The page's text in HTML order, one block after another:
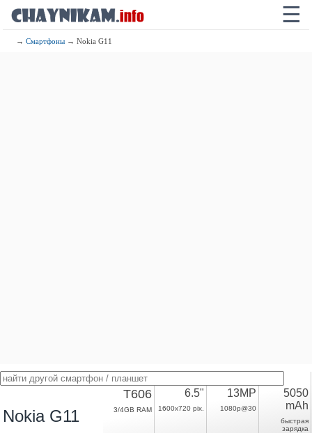
☰
→Смартфоны → Nokia G11
Nokia G11
T606
3/4GB RAM
6.5"
1600x720 pix.
13MP
1080p@30
5050
mAh
быстрая
зарядка